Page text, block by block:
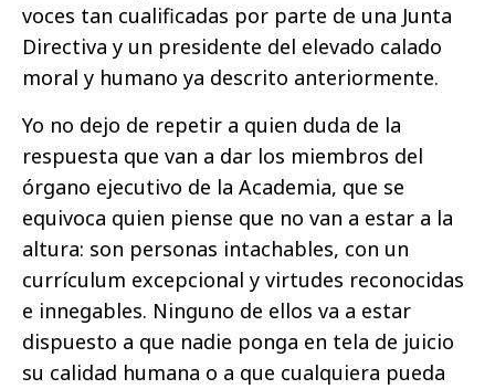
voces tan cualificadas por parte de una Junta
Directiva y un presidente del elevado calado
moral y humano ya descrito anteriormente.
Yo no dejo de repetir a quien duda de la
respuesta que van a dar los miembros del
órgano ejecutivo de la Academia, que se
equivoca quien piense que no van a estar a la
altura: son personas intachables, con un
currículum excepcional y virtudes reconocidas
e innegables. Ninguno de ellos va a estar
dispuesto a que nadie ponga en tela de juicio
su calidad humana o a que cualquiera pueda